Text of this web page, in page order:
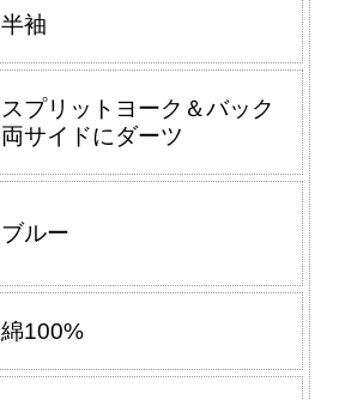
半袖
スプリットヨーク＆バック
両サイドにダーツ
ブルー
綿100%